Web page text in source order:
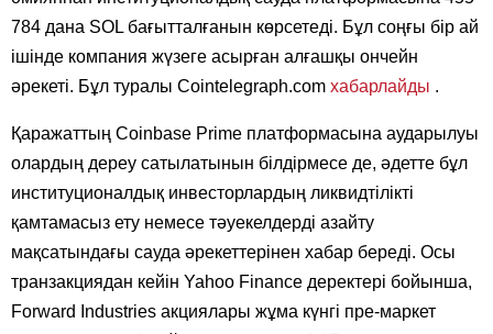
784 дана SOL бағытталғанын көрсетеді. Бұл соңғы бір ай
ішінде компания жүзеге асырған алғашқы ончейн
әрекеті. Бұл туралы Cointelegraph.com хабарлайды .
Қаражаттың Coinbase Prime платформасына аударылуы
олардың дереу сатылатынын білдірмесе де, әдетте бұл
институционалдық инвесторлардың ликвидтілікті
қамтамасыз ету немесе тәуекелдерді азайту
мақсатындағы сауда әрекеттерінен хабар береді. Осы
транзакциядан кейін Yahoo Finance деректері бойынша,
Forward Industries акциялары жұма күнгі пре-маркет